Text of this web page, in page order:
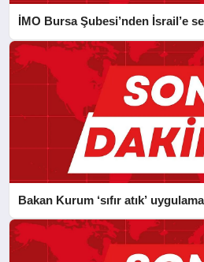
İMO Bursa Şubesi’nden İsrail’e
Bakan Kurum ‘sıfır atık’